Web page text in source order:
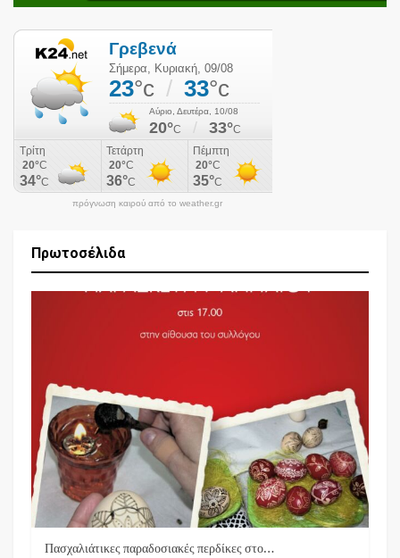
πρόγνωση καιρού από το weather.gr
Πρωτοσέλιδα
Πασχαλιάτικες παραδοσιακές περδίκες στο…